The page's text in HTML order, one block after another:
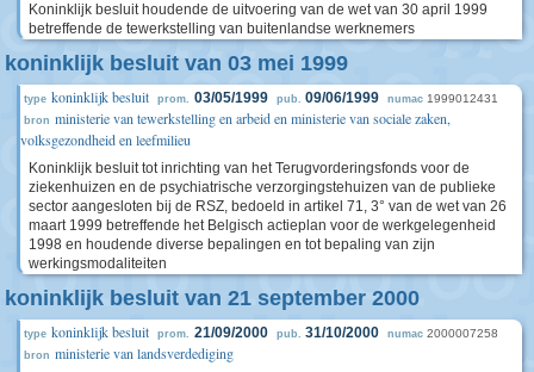
Koninklijk besluit houdende de uitvoering van de wet van 30 april 1999
betreffende de tewerkstelling van buitenlandse werknemers
koninklijk besluit van 03 mei 1999
type koninklijk besluit prom. 03/05/1999 pub. 09/06/1999 numac 1999012431
bron ministerie van tewerkstelling en arbeid en ministerie van sociale zaken,
volksgezondheid en leefmilieu
Koninklijk besluit tot inrichting van het Terugvorderingsfonds voor de
ziekenhuizen en de psychiatrische verzorgingstehuizen van de publieke
sector aangesloten bij de RSZ, bedoeld in artikel 71, 3° van de wet van 26
maart 1999 betreffende het Belgisch actieplan voor de werkgelegenheid
1998 en houdende diverse bepalingen en tot bepaling van zijn
werkingsmodaliteiten
koninklijk besluit van 21 september 2000
type koninklijk besluit prom. 21/09/2000 pub. 31/10/2000 numac 2000007258
bron ministerie van landsverdediging